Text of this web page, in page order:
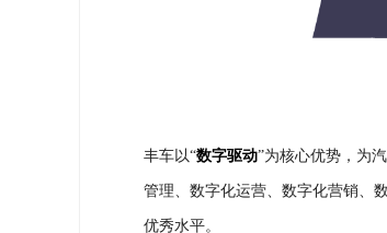
丰车以“数字驱动”为核心优势，为
管理、数字化运营、数字化营销、
优秀水平。